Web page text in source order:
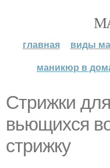
главная виды
маникюр в
Стрижки
вьющихся
стрижку